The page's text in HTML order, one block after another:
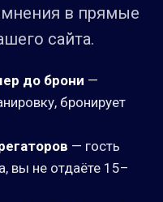
в прямые
сайта.
до брони —
бронирует
— гость
вы не отдаёте 15–